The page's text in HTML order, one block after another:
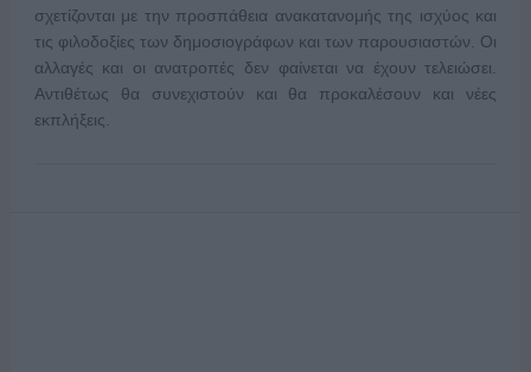
σχετίζονται με την προσπάθεια ανακατανομής της ισχύος και
τις φιλοδοξίες των δημοσιογράφων και των παρουσιαστών. Οι
αλλαγές και οι ανατροπές δεν φαίνεται να έχουν τελειώσει.
Αντιθέτως θα συνεχιστούν και θα προκαλέσουν και νέες
εκπλήξεις.